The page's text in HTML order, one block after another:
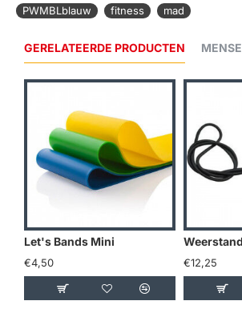
PWMBLblauw
fitness mad
GERELATEERDE PRODUCTEN
Let's Bands Mini
€4,50 €12,25